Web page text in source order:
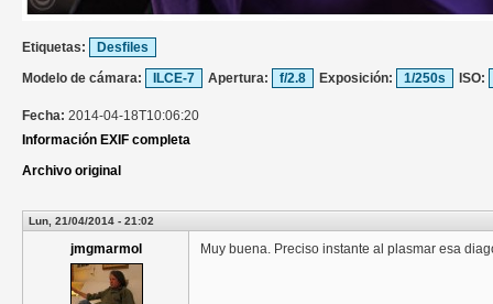
Etiquetas:
Desfiles
Modelo de cámara:
ILCE-7 Apertura: f/2.8 Exposición: 1/250s ISO:
Fecha: 2014-04-18T10:06:20
Información EXIF completa
Archivo original
Lun, 21/04/2014 - 21:02
jmgmarmol Muy buena. Preciso instante al plasmar esa